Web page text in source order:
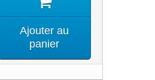
Ajouter au
panier